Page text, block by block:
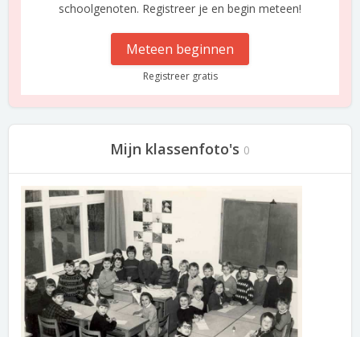
schoolgenoten. Registreer je en begin meteen!
Meteen beginnen
Registreer gratis
Mijn klassenfoto's 0